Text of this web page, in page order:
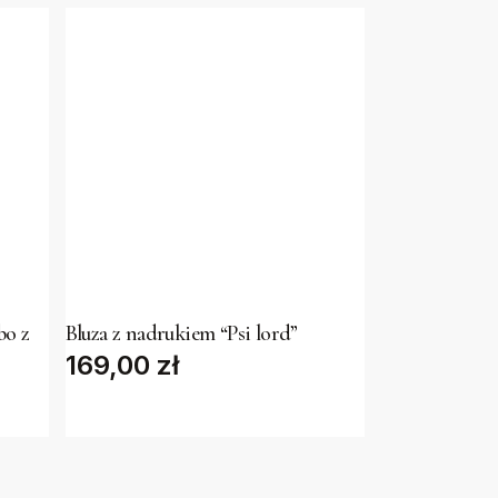
z
has
multiple
Bluza z nadrukiem “Psi lord”
169,00 zł